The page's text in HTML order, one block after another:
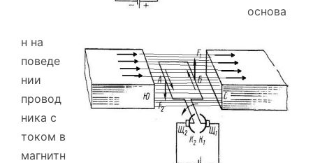
основа
н на
поведе
нии
провод
ника с
током в
магнитн